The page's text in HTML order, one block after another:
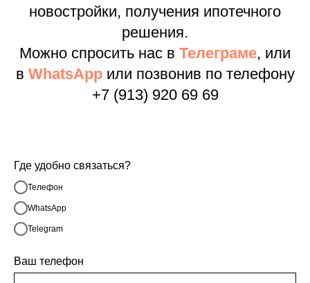
новостройки, получения ипотечного
решения.
Можно спросить нас в Телеграме, или
в WhatsAppили позвонив по телефону
+7 (913) 920 69 69
Где удобно связаться?
Телефон
WhatsApp
Telegram
Ваш телефон